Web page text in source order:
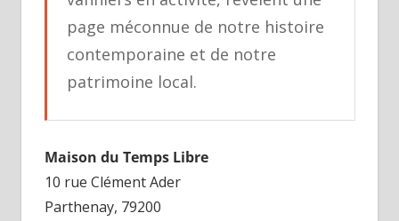
page méconnue de notre histoire
contemporaine et de notre
patrimoine local.
Maison du Temps Libre
10 rue Clément Ader
Parthenay, 79200